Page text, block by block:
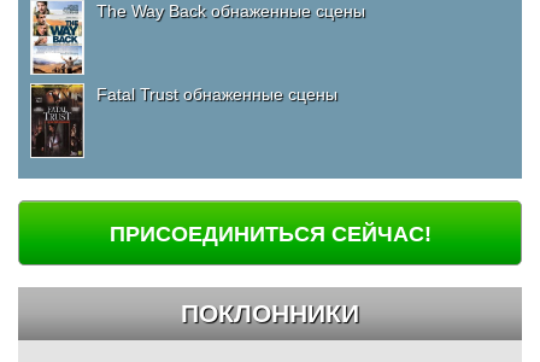
The Way Back обнаженные сцены
Fatal Trust обнаженные сцены
ПРИСОЕДИНИТЬСЯ СЕЙЧАС!
ПОКЛОННИКИ